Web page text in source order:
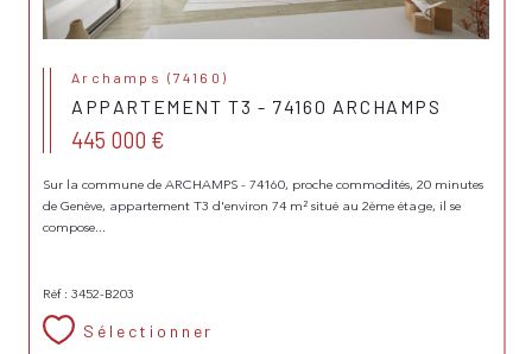
Archamps (74160)
APPARTEMENT T3 - 74160 ARCHAMPS
445 000 €
Sur la commune de ARCHAMPS - 74160, proche commodités, 20 minutes
de Genève, appartement T3 d'environ 74 m² situé au 2ème étage, il se
compose...
Réf : 3452-B203
Sélectionner